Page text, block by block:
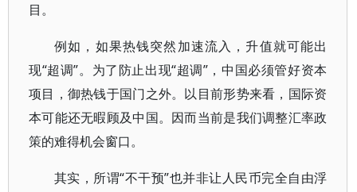
目。
例如，如果热钱突然加速流入，升值就可能出
现“超调”。为了防止出现“超调”，中国必须管好资本
项目，御热钱于国门之外。以目前形势来看，国际资
本可能还无暇顾及中国。因而当前是我们调整汇率政
策的难得机会窗口。
其实，所谓“不干预”也并非让人民币完全自由浮